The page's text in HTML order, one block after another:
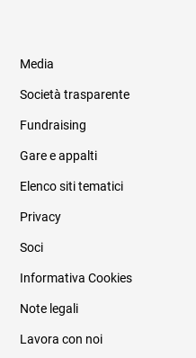
Informazioni
Media
Società trasparente
Fundraising
Gare e appalti
Elenco siti tematici
Privacy
Soci
Informativa Cookies
Note legali
Lavora con noi